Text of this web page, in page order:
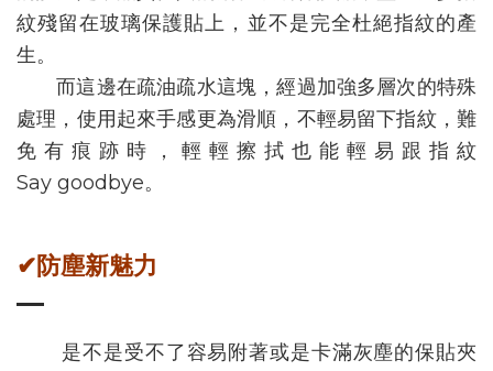
紋殘留在玻璃保護貼上，並不是完全杜絕指紋的產
生。
而這邊在疏油疏水這塊，經過加強多層次的特殊
處理，使用起來手感更為滑順，不輕易留下指紋，難
免有痕跡時，輕輕擦拭也能輕易跟指紋
Say goodbye。
✔防塵新魅力
是不是受不了容易附著或是卡滿灰塵的保貼夾